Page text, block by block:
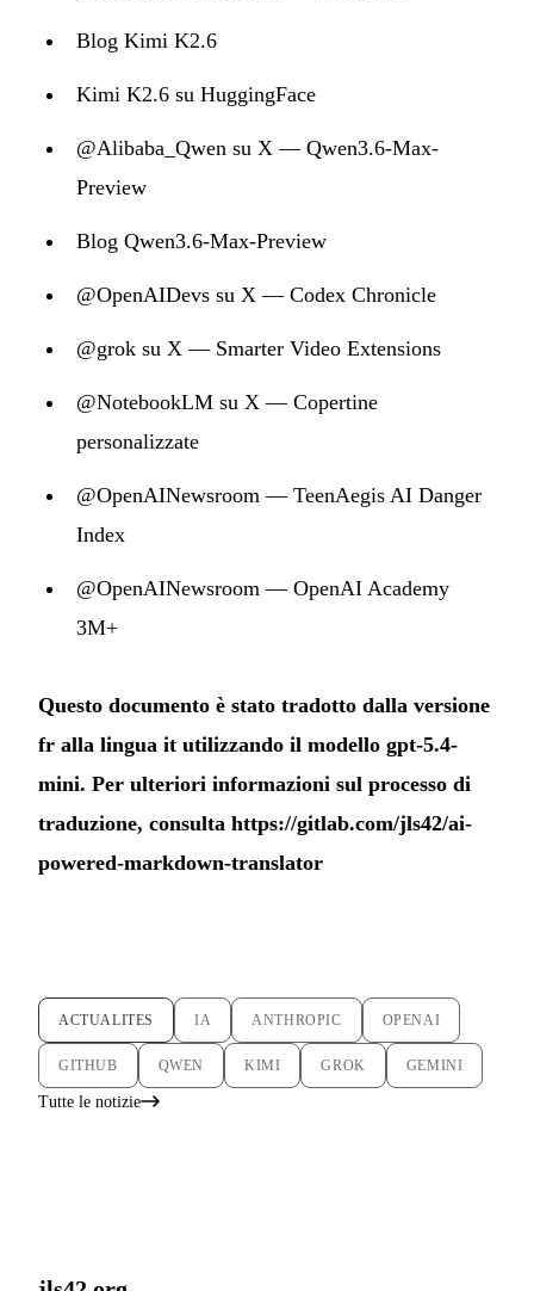
Blog Kimi K2.6
Kimi K2.6 su HuggingFace
@Alibaba_Qwen su X — Qwen3.6-Max-
Preview
Blog Qwen3.6-Max-Preview
@OpenAIDevs su X — Codex Chronicle
@grok su X — Smarter Video Extensions
@NotebookLM su X — Copertine
personalizzate
@OpenAINewsroom — TeenAegis AI Danger
Index
@OpenAINewsroom — OpenAI Academy
3M+
Questo documento è stato tradotto dalla versione
fr alla lingua it utilizzando il modello gpt-5.4-
mini. Per ulteriori informazioni sul processo di
traduzione, consulta https://gitlab.com/jls42/ai-
powered-markdown-translator
ACTUALITES IA ANTHROPIC OPENAI
GITHUB QWEN KIMI GROK GEMINI
Tutte le notizie